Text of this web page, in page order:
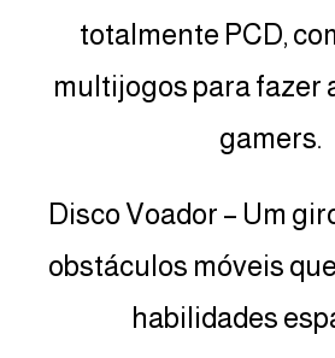
totalmente PCD,
multijogos para fazer
gamers.
Disco Voador – Um
obstáculos móveis
habilidades